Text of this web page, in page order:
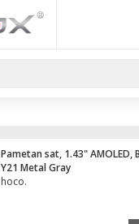
Pametan sat, 1.43" AMOLED,
Y21 Metal Gray
hoco.